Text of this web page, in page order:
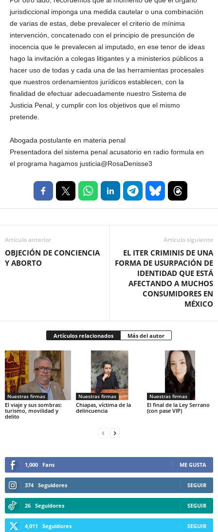
jurisdiccional imponga una medida cautelar o una combinación
de varias de estas, debe prevalecer el criterio de mínima
intervención, concatenado con el principio de presunción de
inocencia que le prevalecen al imputado, en ese tenor de ideas
hago la invitación a colegas litigantes y a ministerios públicos a
hacer uso de todas y cada una de las herramientas procesales
que nuestros ordenamientos jurídicos establecen, con la
finalidad de efectuar adecuadamente nuestro Sistema de
Justicia Penal, y cumplir con los objetivos que el mismo
pretende.
Abogada postulante en materia penal
Presentadora del sistema penal acusatorio en radio formula en
el programa hagamos justicia@RosaDenisse3
Artículo anterior
OBJECIÓN DE CONCIENCIA
Y ABORTO
Artículo siguiente
EL ITER CRIMINIS DE UNA
FORMA DE USURPACIÓN DE
IDENTIDAD QUE ESTÁ
AFECTANDO A MUCHOS
CONSUMIDORES EN
MÉXICO
Artículos relacionados Más del autor
Nuestras firmas
El viaje y sus sombras:
turismo, movilidad y
delito
Nuestras firmas
Chiapas, víctima de la
delincuencia
Nuestras firmas
El final de la Ley Serrano
(con pase VIP)
1,000 Fans ME GUSTA
374 Seguidores SEGUIR
26 Seguidores SEGUIR
4,011 Seguidores SEGUIR